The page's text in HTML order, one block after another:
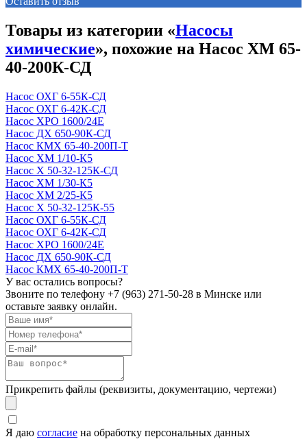
Товары из категории «Насосы
химические», похожие на Насос ХМ 65-
40-200К-СД
Насос ОХГ 6-55К-СД
Насос ОХГ 6-42К-СД
Насос ХРО 1600/24Е
Насос ДХ 650-90К-СД
Насос КМХ 65-40-200П-Т
Насос ХМ 1/10-К5
Насос Х 50-32-125К-СД
Насос ХМ 1/30-К5
Насос ХМ 2/25-К5
Насос Х 50-32-125К-55
Насос ОХГ 6-55К-СД
Насос ОХГ 6-42К-СД
Насос ХРО 1600/24Е
Насос ДХ 650-90К-СД
Насос КМХ 65-40-200П-Т
У вас остались вопросы?
Звоните по телефону +7 (963) 271-50-28 в Минске или
оставьте заявку онлайн.
Прикрепить файлы (реквизиты, документацию, чертежи)
Я даю согласие на обработку персональных данных